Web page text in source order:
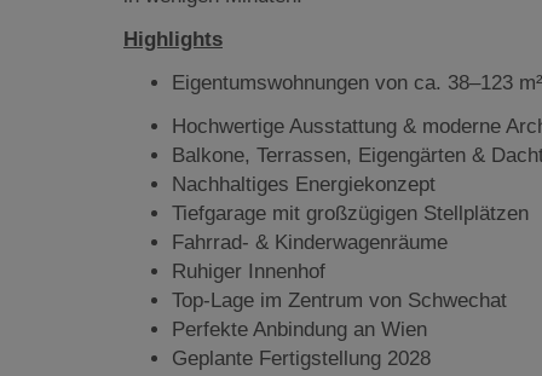
Highlights
Eigentumswohnungen von ca. 38–123 m²
Hochwertige Ausstattung & moderne
Balkone, Terrassen, Eigengärten &
Nachhaltiges Energiekonzept
Tiefgarage mit großzügigen Stellplätzen
Fahrrad- & Kinderwagenräume
Ruhiger Innenhof
Top-Lage im Zentrum von Schwechat
Perfekte Anbindung an Wien
Geplante Fertigstellung 2028